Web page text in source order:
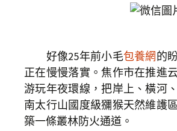
好像25年前小毛包養網的
正在慢慢落實。焦作市在推進
游玩年夜環線，把岸上、橫河
南太行山國度級獼猴天然維護
築一條叢林防火通道。